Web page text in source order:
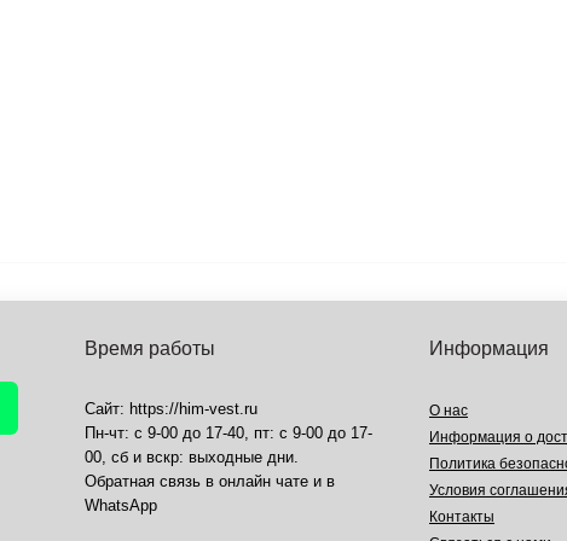
Время работы
Сайт: https://him-vest.ru
Пн-чт: с 9-00 до 17-40, пт: с 9-00 до 17-
00, сб и вскр: выходные дни.
Обратная связь в онлайн чате и в
WhatsApp
Информация
О нас
Информация о
Политика
Условия
Контакты